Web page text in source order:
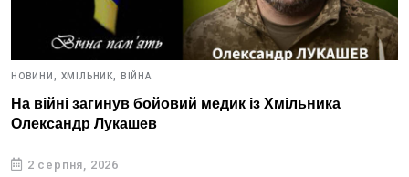
НОВИНИ, ХМІЛЬНИК, ВІЙНА
На війні загинув бойовий медик із Хмільника
Олександр Лукашев
2 серпня, 2026